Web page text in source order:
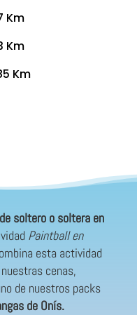
Km
Km
Km
soltero o soltera en
Paintball en
esta actividad
cenas,
de nuestros packs
de Onís.